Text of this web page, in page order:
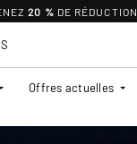
20 % DE RÉDUCTION
Offres actuelles